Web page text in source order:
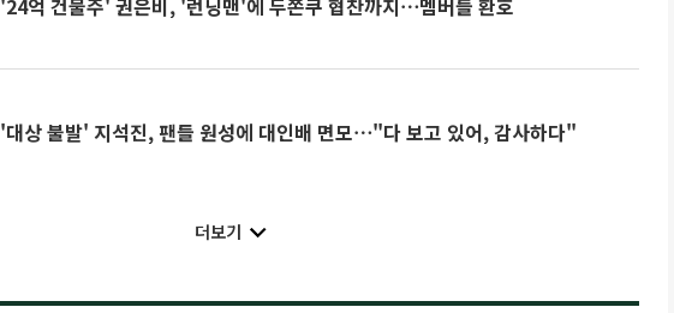
'24억 건물주' 권은비, '런닝맨'에 두쫀쿠 협찬까지⋯멤버들 환호
'대상 불발' 지석진, 팬들 원성에 대인배 면모⋯"다 보고 있어, 감사하다"
더보기